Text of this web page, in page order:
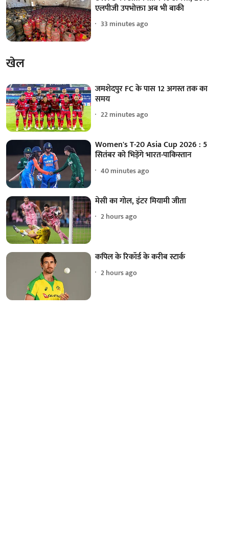
एलपीजी उपभोक्ता अब भी बाकी
33 minutes ago
खेल
जमशेदपुर FC के पास 12 अगस्त तक का
समय
22 minutes ago
Women's T-20 Asia Cup 2026 : 5
सितंबर को भिड़ेंगे भारत-पाकिस्तान
40 minutes ago
मेसी का गोल, इंटर मियामी जीता
2 hours ago
कपिल के रिकॉर्ड के करीब स्टार्क
2 hours ago